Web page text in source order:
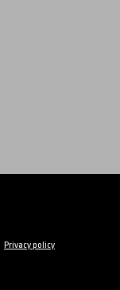
Privacy policy